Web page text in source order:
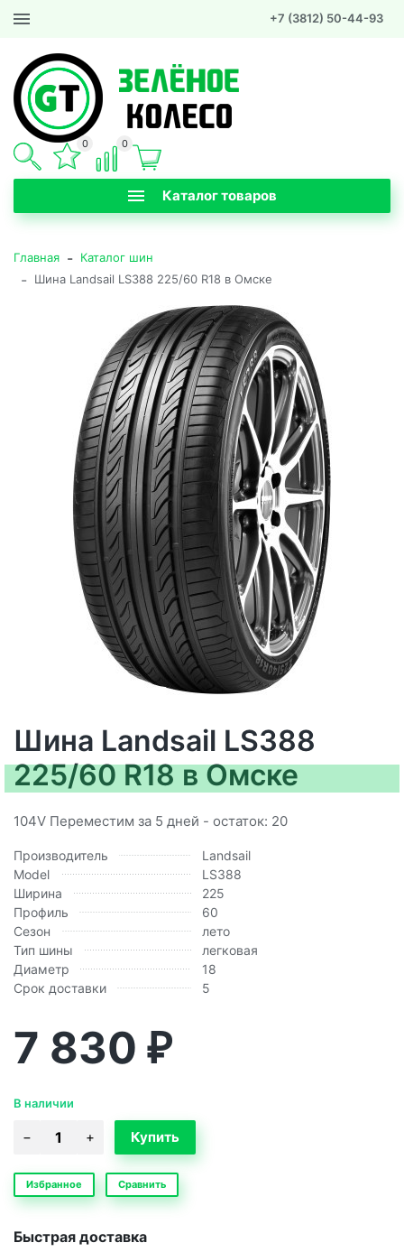
+7 (3812) 50-44-93
Каталог товаров
0 0
Главная - Каталог шин
- Шина Landsail LS388 225/60 R18 в Омске
Шина Landsail LS388
225/60 R18 в Омске
104V Переместим за 5 дней - остаток: 20
Производитель
Landsail
Model
LS388
Ширина
225
Профиль
60
Сезон
лето
Тип шины
легковая
Диаметр
18
Срок доставки
5
7 830 ₽
В наличии
Избранное Сравнить
Быстрая доставка